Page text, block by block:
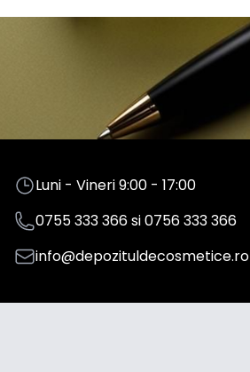
Luni - Vineri 9:00 - 17:00
0755 333 366si0756 333 366
info@depozituldecosmetice.ro